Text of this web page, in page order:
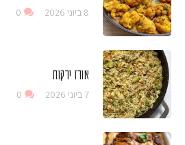
8 ביוני 2026 0
אורז ירקות
7 ביוני 2026 0